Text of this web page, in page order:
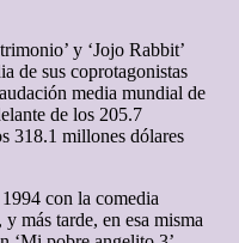
y ‘Jojo Rabbit’
de sus coprotagonistas
media mundial de
de los 205.7
318.1 millones dólares
con la comedia
más tarde, en esa misma